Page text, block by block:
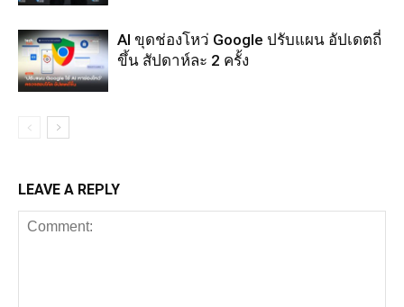
AI ขุดช่องโหว่ Google ปรับแผน อัปเดตถี่
ขึ้น สัปดาห์ละ 2 ครั้ง
LEAVE A REPLY